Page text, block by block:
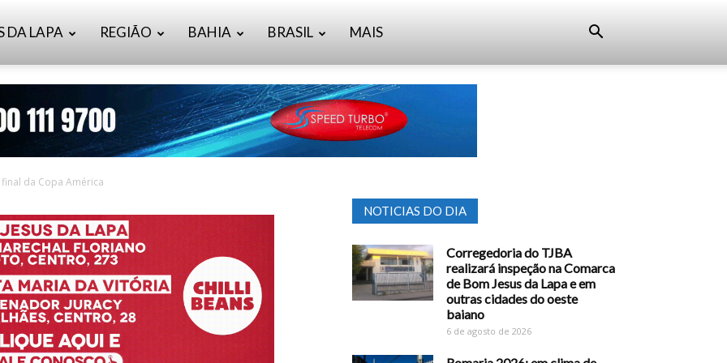
DA LAPA REGIÃO BAHIA BRASIL MAIS
da Copa América
NOTICIAS DO DIA
Corregedoria do TJBA
realizará inspeção na Comarca
de Bom Jesus da Lapa e em
outras cidades do oeste
baiano
6 de agosto de 2026